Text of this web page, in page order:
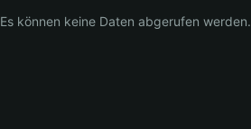
Es können keine Daten abgerufen werden.